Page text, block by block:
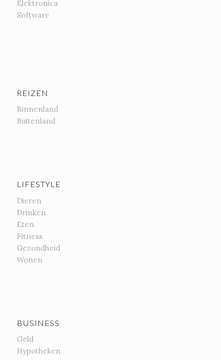
Elektronica
Software
REIZEN
Binnenland
Buitenland
LIFESTYLE
Dieren
Drinken
Eten
Fitness
Gezondheid
Wonen
BUSINESS
Geld
Hypotheken